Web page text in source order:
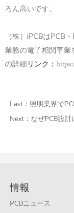
ろん高いです。
（株） iPCBはPCB ・
業務の電子相関事業
の詳細 リンク ：
Last： 照明業界で
Next： なぜPCB設
情報
PCBニュース